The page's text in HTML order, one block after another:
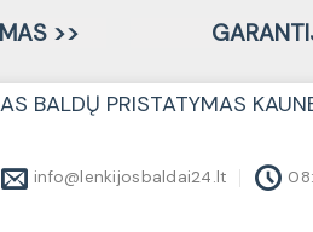
>>
BALDŲ PRISTATYMAS
info@lenkijosbaldai24.lt